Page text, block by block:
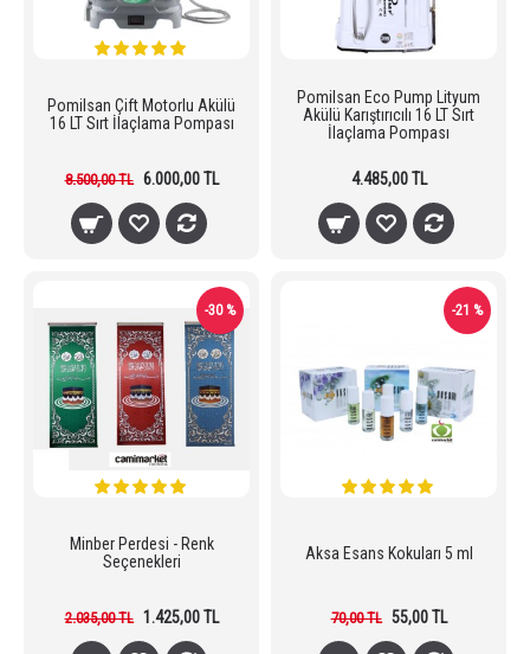
Pomilsan Çift Motorlu Akülü
16 LT Sırt İlaçlama Pompası
8.500,00 TL 6.000,00 TL
Pomilsan Eco Pump Lityum
Akülü Karıştırıcılı 16 LT Sırt
İlaçlama Pompası
4.485,00 TL
-30 %
Minber Perdesi - Renk
Seçenekleri
2.035,00 TL 1.425,00 TL
-21 %
Aksa Esans Kokuları 5 ml
70,00 TL 55,00 TL